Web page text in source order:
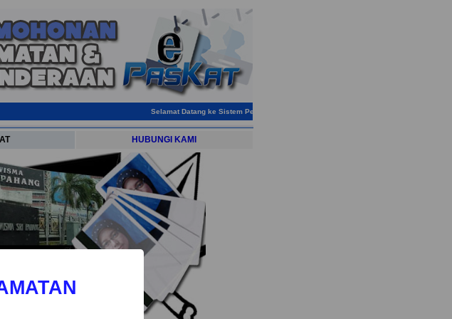
Selamat Datang ke Sistem Permohonan Pas Keselamatan & Pelekat Kenderaan
HUBUNGI KAMI